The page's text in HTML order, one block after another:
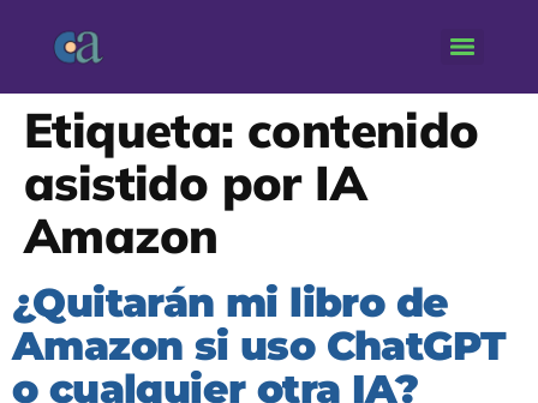
Etiqueta: contenido
asistido por IA
Amazon
¿Quitarán mi libro de
Amazon si uso ChatGPT
o cualquier otra IA?